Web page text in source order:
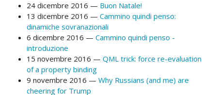
24 dicembre 2016
Buon Natale!
13 dicembre 2016
Cammino quindi penso:
dinamiche sovranazionali
6 dicembre 2016
Cammino quindi penso -
introduzione
15 novembre 2016
QML trick: force re-evaluation
of a property binding
9 novembre 2016
Why Russians (and me) are
cheering for Trump